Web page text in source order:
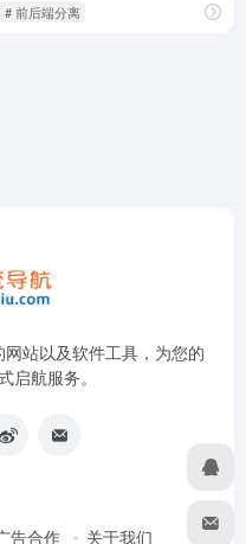
# 前后端分离
站以及软件工具，为您的
启航服务。
告合作 关于我们